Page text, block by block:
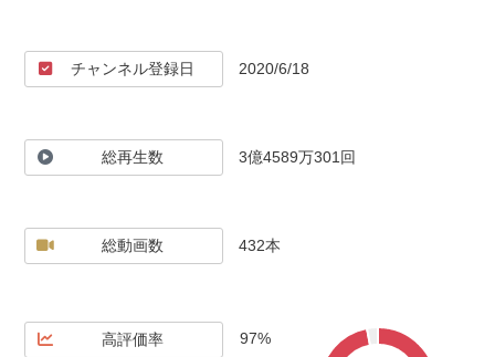
@maccoi_saito
チャンネル登録日 2020/6/18
総再生数 3億4589万301回
総動画数 432本
高評価率 97%